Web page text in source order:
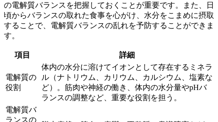
の電解質バランスを把握しておくことが重要です。また、日
頃からバランスの取れた食事を心がけ、水分をこまめに摂取
することで、電解質バランスの乱れを予防することができま
す。
項目 詳細
電解質の
役割
体内の水分に溶けてイオンとして存在するミネラ
ル（ナトリウム、カリウム、カルシウム、塩素な
ど）。筋肉や神経の働き、体内の水分量やpHバ
ランスの調整など、重要な役割を担う。
電解質バ
ランスの